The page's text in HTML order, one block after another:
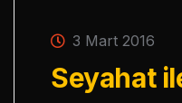
3 Mart 2016
Seyahat